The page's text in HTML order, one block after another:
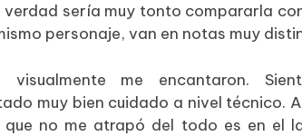
sería muy tonto compararla
personaje, van en notas muy
visualmente me encantaron.
muy bien cuidado a nivel técnico.
que no me atrapó del todo es en el